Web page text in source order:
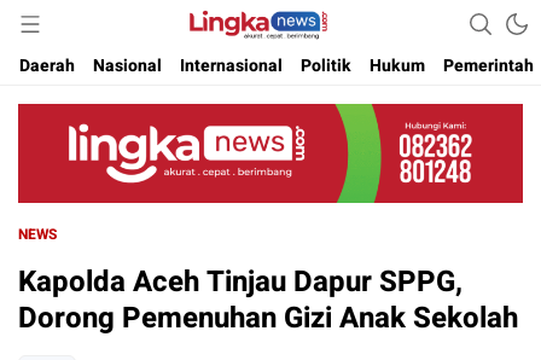
Lingkanews
Akurat. Cepat & Berimbang
Daerah
Nasional Internasional Politik Hukum Pemerintah
NEWS
Kapolda Aceh Tinjau Dapur SPPG,
Dorong Pemenuhan Gizi Anak Sekolah